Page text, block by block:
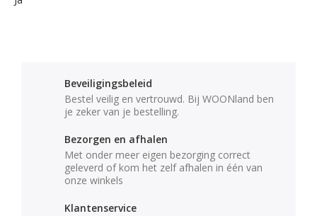
Beveiligingsbeleid
Bestel veilig en vertrouwd. Bij WOONland ben
je zeker van je bestelling.
Bezorgen en afhalen
Met onder meer eigen bezorging correct
geleverd of kom het zelf afhalen in één van
onze winkels
Klantenservice